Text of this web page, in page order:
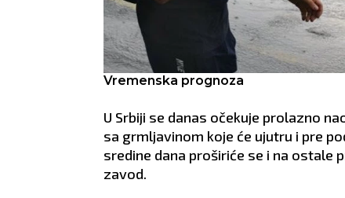
Vremenska prognoza
U Srbiji se danas očekuje prolazno
sa grmljavinom koje će ujutru i pre
sredine dana proširiće se i na ostale
zavod.